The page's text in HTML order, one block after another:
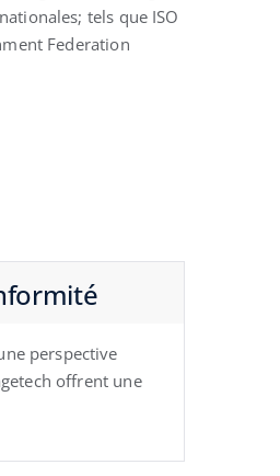
tels que ISO
Federation
perspective
offrent une